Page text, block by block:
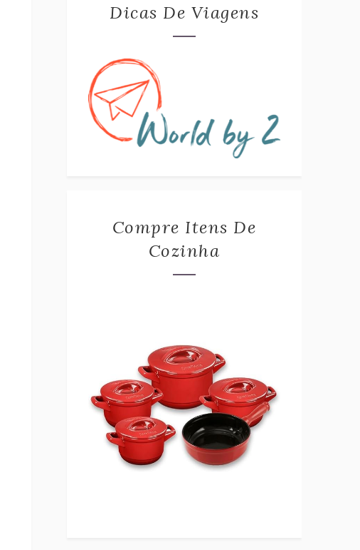
Dicas De Viagens
Compre Itens De
Cozinha